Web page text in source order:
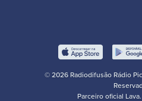
© 2026 Radiodifusão Rádio
Parceiro oficial